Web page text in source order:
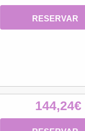
RESERVAR
144,24€